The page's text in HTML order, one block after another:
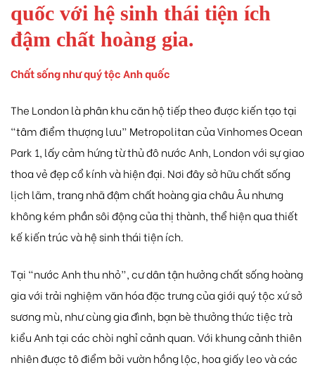
quốc với hệ sinh thái tiện ích
đậm chất hoàng gia.
Chất sống như quý tộc Anh quốc
The London là phân khu căn hộ tiếp theo được kiến tạo tại
“tâm điểm thượng lưu” Metropolitan của Vinhomes Ocean
Park 1, lấy cảm hứng từ thủ đô nước Anh, London với sự giao
thoa vẻ đẹp cổ kính và hiện đại. Nơi đây sở hữu chất sống
lịch lãm, trang nhã đậm chất hoàng gia châu Âu nhưng
không kém phần sôi động của thị thành, thể hiện qua thiết
kế kiến trúc và hệ sinh thái tiện ích.
Tại “nước Anh thu nhỏ”, cư dân tận hưởng chất sống hoàng
gia với trải nghiệm văn hóa đặc trưng của giới quý tộc xứ sở
sương mù, như cùng gia đình, bạn bè thưởng thức tiệc trà
kiểu Anh tại các chòi nghỉ cảnh quan. Với khung cảnh thiên
nhiên được tô điểm bởi vườn hồng lộc, hoa giấy leo và các